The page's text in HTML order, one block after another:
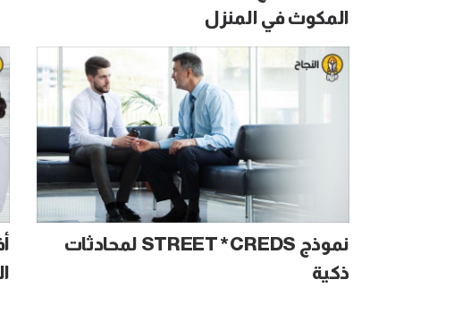
المكوث في المنزل
نموذج STREET*CREDS لمحادثات
ذكية